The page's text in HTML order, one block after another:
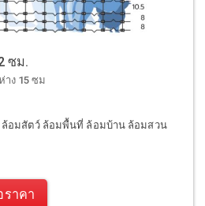
ซม.
าง 15 ซม
ล้อมสัตว์ ล้อมพื้นที่ ล้อมบ้าน ล้อมสวน
ราคา